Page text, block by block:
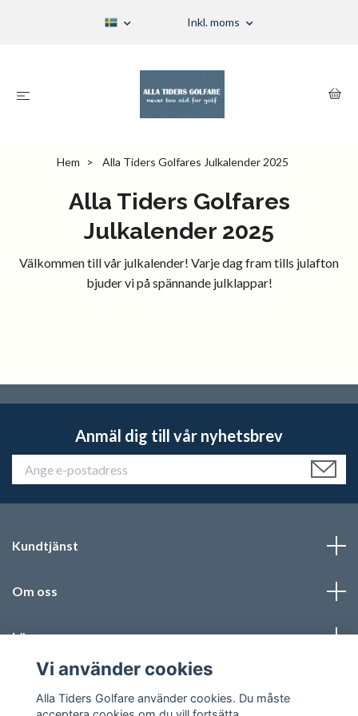
Inkl. moms
Hem Alla Tiders Golfares Julkalender 2025
Alla Tiders Golfares
Julkalender 2025
Välkommen till vår julkalender! Varje dag fram tills julafton
bjuder vi på spännande julklappar!
Anmäl dig till vår nyhetsbrev
Kundtjänst
Om oss
Läs mer
Vi använder cookies
Alla Tiders Golfare använder cookies. Du måste